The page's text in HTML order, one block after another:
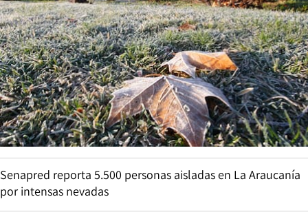
Senapred reporta 5.500 personas aisladas en La Araucanía
por intensas nevadas